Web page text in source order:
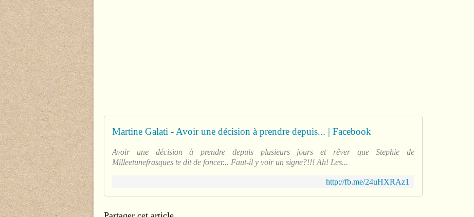
Martine Galati - Avoir une décision à prendre depuis... | Facebook
Avoir une décision à prendre depuis plusieurs jours et rêver que Stephie de
Milleetunefrasques te dit de foncer... Faut-il y voir un signe?!!! Ah! Les...
http://fb.me/24uHXRAz1